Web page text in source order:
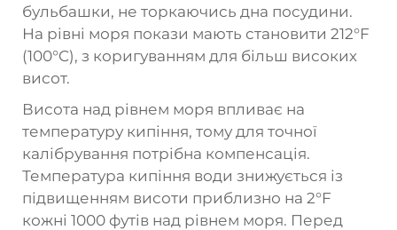
бульбашки, не торкаючись дна посудини.
На рівні моря покази мають становити 212°F
(100°C), з коригуванням для більш високих
висот.
Висота над рівнем моря впливає на
температуру кипіння, тому для точної
калібрування потрібна компенсація.
Температура кипіння води знижується із
підвищенням висоти приблизно на 2°F
кожні 1000 футів над рівнем моря. Перед